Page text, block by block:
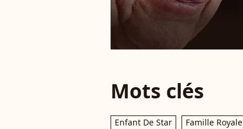
Mots clés
Enfant De Star Famille Royale